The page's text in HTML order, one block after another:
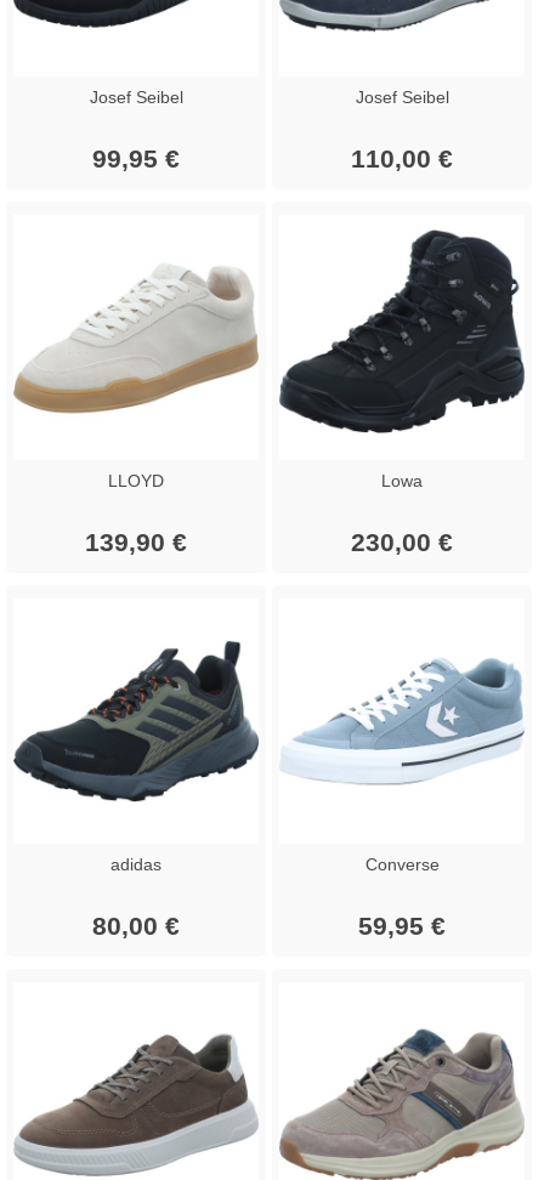
Josef Seibel
99,95 €
Josef Seibel
110,00 €
LLOYD
139,90 €
Lowa
230,00 €
adidas
80,00 €
Converse
59,95 €